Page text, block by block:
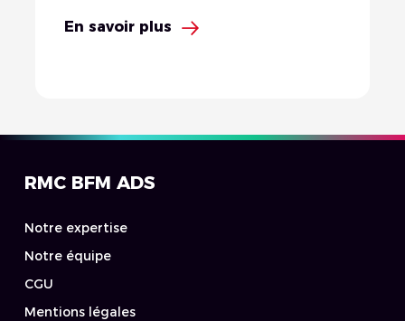
En savoir plus
RMC BFM ADS
Notre expertise
Notre équipe
CGU
Mentions légales